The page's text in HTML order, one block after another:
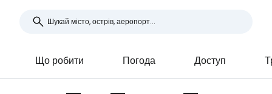
Що робити Погода Доступ